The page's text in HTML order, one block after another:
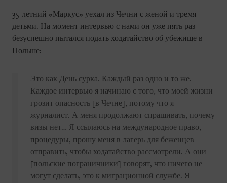
35-летний «Маркус» уехал из Чечни с женой и тремя
детьми. На момент интервью с нами он уже пять раз
безуспешно пытался подать ходатайство об убежище в
Польше:
Это как День сурка. Каждый раз одно и то же.
Каждое интервью я начинаю с того, что моей жизни
грозит опасность [в Чечне], потому что я
журналист. А меня продолжают спрашивать, почему
визы нет… Я ссылаюсь на международное право,
процедуры, прошу меня в лагерь для беженцев
отправить, чтобы ходатайство рассмотрели. А они
[польские пограничники] говорят, что ничего не
могут сделать, это к миграционной службе. Я